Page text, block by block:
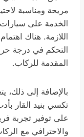
مريحة ومناسبة
الخدمة على
اللازمة. هناك
التحكم في درجة
المقدمة للركاب.
بالإضافة إلى ذلك،
تكسي بنيد القار
على توفير تجربة
والاحترافي مع